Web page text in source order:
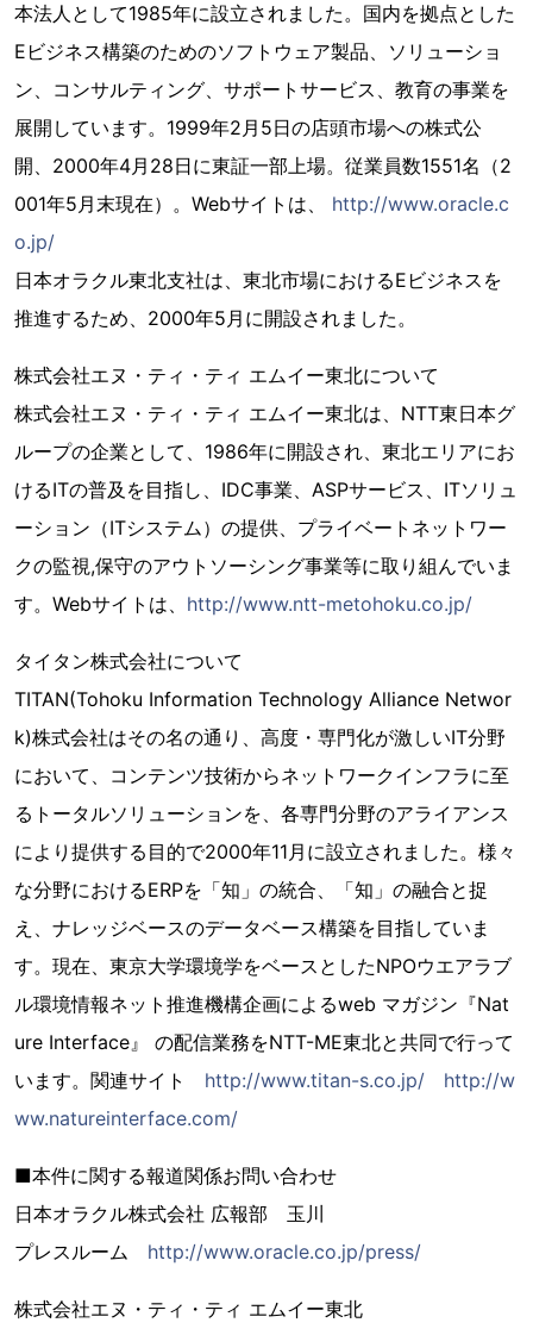
本法人として1985年に設立されました。国内を拠点とした
Eビジネス構築のためのソフトウェア製品、ソリューショ
ン、コンサルティング、サポートサービス、教育の事業を
展開しています。1999年2月5日の店頭市場への株式公
開、2000年4月28日に東証一部上場。従業員数1551名（2
001年5月末現在）。Webサイトは、 http://www.oracle.c
o.jp/
日本オラクル東北支社は、東北市場におけるEビジネスを
推進するため、2000年5月に開設されました。
株式会社エヌ・ティ・ティ エムイー東北について
株式会社エヌ・ティ・ティ エムイー東北は、NTT東日本グ
ループの企業として、1986年に開設され、東北エリアにお
けるITの普及を目指し、IDC事業、ASPサービス、ITソリュ
ーション（ITシステム）の提供、プライベートネットワー
クの監視,保守のアウトソーシング事業等に取り組んでいま
す。Webサイトは、 http://www.ntt-metohoku.co.jp/
タイタン株式会社について
TITAN(Tohoku Information Technology Alliance Networ
k)株式会社はその名の通り、高度・専門化が激しいIT分野
において、コンテンツ技術からネットワークインフラに至
るトータルソリューションを、各専門分野のアライアンス
により提供する目的で2000年11月に設立されました。様々
な分野におけるERPを「知」の統合、「知」の融合と捉
え、ナレッジベースのデータベース構築を目指していま
す。現在、東京大学環境学をベースとしたNPOウエアラブ
ル環境情報ネット推進機構企画によるweb マガジン『Nat
ure Interface』 の配信業務をNTT-ME東北と共同で行って
います。関連サイト http://www.titan-s.co.jp/
http://w
ww.natureinterface.com/
■本件に関する報道関係お問い合わせ
日本オラクル株式会社 広報部 玉川
プレスルーム http://www.oracle.co.jp/press/
株式会社エヌ・ティ・ティ エムイー東北